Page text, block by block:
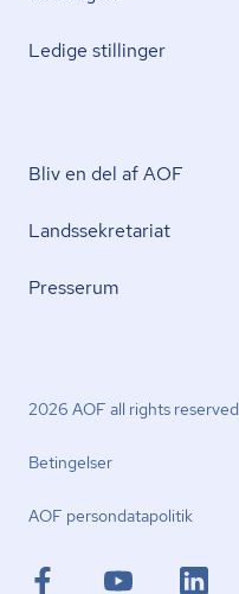
Ledige stillinger
Bliv en del af AOF
Lands­se­kre­ta­ri­at
Presserum
2026 AOF all rights reserved
Betingelser
AOF per­son­da­ta­po­li­tik